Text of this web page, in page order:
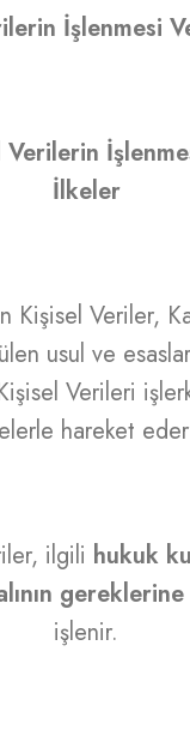
İşlenmesi
İlkeler
Kişisel Veriler,
usul ve
Verileri
hareket
ilgili hukuk
işlenir.